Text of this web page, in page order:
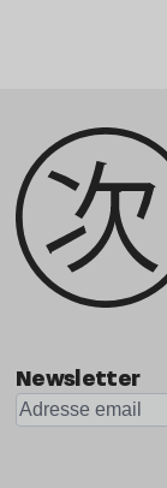
Newsletter